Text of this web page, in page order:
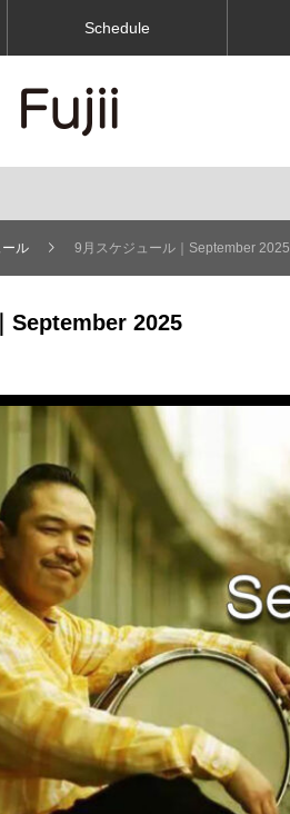
Schedule
ル 9月スケジュール｜September 2025
September 2025